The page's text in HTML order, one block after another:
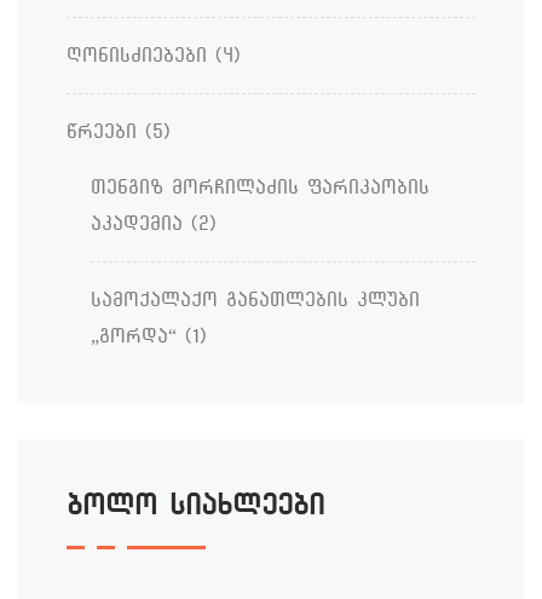
ღონისძიებები (4)
წრეები (5)
თენგიზ მორჩილაძის ფარიკაობის
აკადემია (2)
სამოქალაქო განათლების კლუბი
„გორდა“ (1)
ბოლო სიახლეები